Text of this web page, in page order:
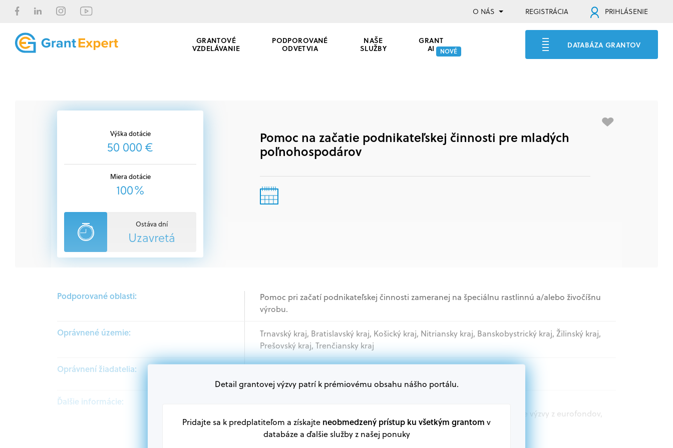
O NÁS REGISTRÁCIA PRIHLÁSENIE
GRANTOVÉ
VZDELÁVANIE
PODPOROVANÉ
ODVETVIA
NAŠE
SLUŽBY
GRANT
AI NOVÉ
DATABÁZA GRANTOV
Výška dotácie
50 000 €
Miera dotácie
100%
Ostáva dní
Uzavretá
Pomoc na začatie podnikateľskej činnosti pre mladých
poľnohospodárov
Podporované oblasti:
Pomoc pri začatí podnikateľskej činnosti zameranej na špeciálnu rastlinnú a/alebo živočíšnu
výrobu.
Oprávnené územie:
Trnavský kraj, Bratislavský kraj, Košický kraj, Nitriansky kraj, Banskobystrický kraj, Žilinský kraj,
Prešovský kraj, Trenčiansky kraj
Oprávnení žiadatelia:
Veľké podniky, Podnikatelia
Ďalšie informácie:
V databáze grantov a dotácií na portáli Grantexpert.sk nájdete aktuálne výzvy z eurofondov,
plánu obnovy a ďalších zdrojov.
Detail grantovej výzvy patrí k prémiovému obsahu nášho portálu.
Pridajte sa k predplatiteľom a získajte neobmedzený prístup ku všetkým grantom v
databáze a ďalšie služby z našej ponuky